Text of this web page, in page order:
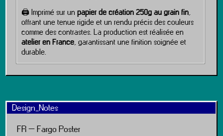
🖨️ Imprimé sur unpapier de création 250g au grain fin,
offrant une tenue rigide et un rendu précis des couleurs
comme des contrastes. La production est réalisée en
atelier en France, garantissant une finition soignée et
durable.
Design_Notes
FR – Fargo Poster